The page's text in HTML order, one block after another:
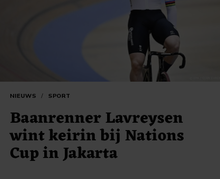
NIEUWS / SPORT
Baanrenner Lavreysen
wint keirin bij Nations
Cup in Jakarta